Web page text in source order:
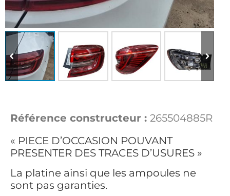
Référence constructeur : 265504885R
« PIECE D’OCCASION POUVANT
PRESENTER DES TRACES D’USURES »
La platine ainsi que les ampoules ne
sont pas garanties.